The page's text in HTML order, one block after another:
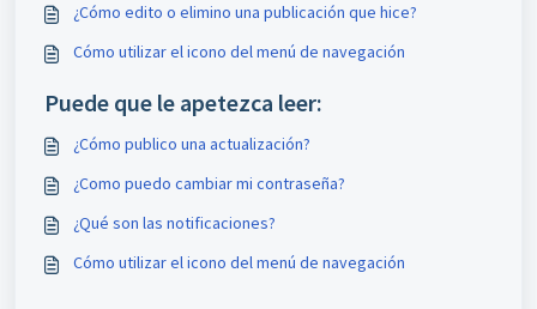
¿Cómo edito o elimino una publicación que hice?
Cómo utilizar el icono del menú de navegación
Puede que le apetezca leer:
¿Cómo publico una actualización?
¿Como puedo cambiar mi contraseña?
¿Qué son las notificaciones?
Cómo utilizar el icono del menú de navegación